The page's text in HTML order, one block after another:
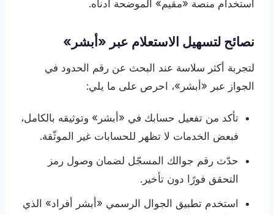
استخدام منصة «مقيم» الموضحة أدناه.
نصائح لتسهيل الاستعلام عبر «أبشر»
لتجربة أكثر سلاسة عند البحث عن رقم الحدود في
الجواز عبر «أبشر»، احرص على ما يلي:
تأكد من تفعيل حسابك في «أبشر» وتوثيقه بالكامل،
فبعض الخدمات لا تظهر للحسابات غير الموثّقة.
حدّث رقم جوالك المسجّل لضمان وصول رمز
التحقق فورًا دون تأخير.
استخدم تطبيق الجوال الرسمي «أبشر أفراد» الذي